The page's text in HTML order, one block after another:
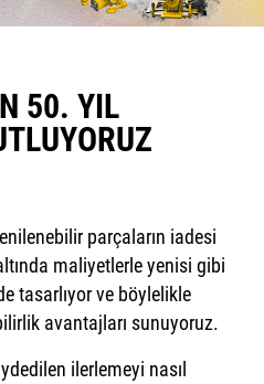
50. YIL
parçaların iadesi
maliyetlerle yenisi gibi
tasarlıyor ve böylelikle
avantajları sunuyoruz.
ilerlemeyi nasıl